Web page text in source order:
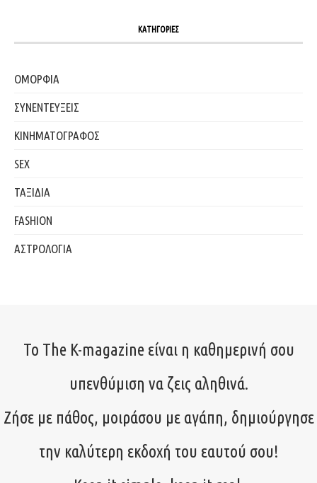
ΚΑΤΗΓΟΡΙΕΣ
ΟΜΟΡΦΙΑ
ΣΥΝΕΝΤΕΥΞΕΙΣ
ΚΙΝΗΜΑΤΟΓΡΑΦΟΣ
SEX
ΤΑΞΙΔΙΑ
FASHION
ΑΣΤΡΟΛΟΓΙΑ
Το The K-magazine είναι η καθημερινή σου
υπενθύμιση να ζεις αληθινά.
Ζήσε με πάθος, μοιράσου με αγάπη, δημιούργησε
την καλύτερη εκδοχή του εαυτού σου!